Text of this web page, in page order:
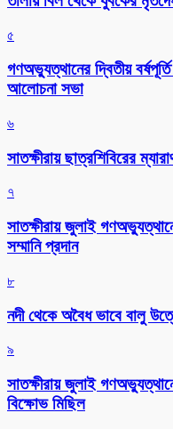
৫
গণঅভ্যুত্থানের দ্বিতীয়
আলোচনা সভা
৬
সাতক্ষীরায় ছাত্রশিবিরের
৭
সাতক্ষীরায় জুলাই
সম্মানি প্রদান
৮
নদী থেকে অবৈধ ভাবে বালু
৯
সাতক্ষীরায় জুলাই
বিক্ষোভ মিছিল